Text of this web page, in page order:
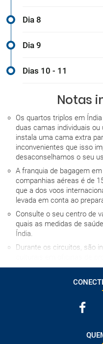
Dia 8
Dia 9
Dias 10 - 11
Notas
Os quartos triplos em
duas camas individuais
instala uma cama extra
inconvenientes que isso
desaconselhamos o seu
A franquia de bagagem
companhias aéreas é de
que a dos voos
levada em conta ao
Consulte o seu centro de
quais as medidas de
Índia.
Durante os circuitos, são
divulgação do artesanato
Para reconfirmar serviços
dados do passaporte no
É obrigatório que os
formulário pode ser